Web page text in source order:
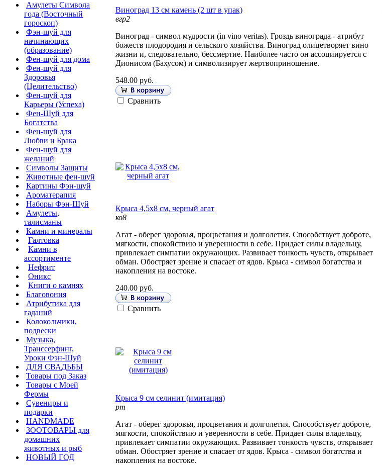
Амулеты Символа
года (Восточный
гороскоп)
Фэн-шуй для
начинающих
(образование)
Фен-шуй для дома
Фен-шуй для
Здоровья
(Целительство)
Фен-шуй для
Карьеры (Успеха)
Фен-Шуй для
Богатства
Фен-шуй для
Любви и Брака
Фен-шуй для
желаний
Символы Защиты
Животные фен-шуй
Картины Фэн-шуй
Ароматерапия
Наборы Фэн-Шуй
Амулеты,
талисманы
Камни и минералы
Галтовка
Камни в
ассортименте
Нефрит
Оникс
Книги о камнях
Благовония
Атрибутика для
гаданий
Колокольчики,
подвески
Музыка,
Транссерфинг,
Уроки Фэн-Шуй
ДЛЯ СВАДЬБЫ
Товары под Заказ
Товары с Моей
Фермы
Сувениры и
подарки
HANDMADE
ЗООТОВАРЫ для
домашних
животных и рыб
НОВЫЙ ГОД
Виноград 13 см камень (2 шт в упак)
вгр2
Виноград - символ мудрости (in vino veritas). Гроздь винограда - атрибут
божеств плодородия и сельского хозяйства. Виноград олицетворяет вино
жизни и, следовательно, бессмертие. Наиболее часто он ассоциируется с
Дионисом (Бахусом) и символизирует жертвоприношение.
548.00 руб.
Сравнить
Крыса 4,5х8 см, черный агат
ко8
Агат - оберег здоровья, процветания и долголетия. Способствует доброте,
мягкости, спокойствию и уверенности в себе. Придает силы владельцу,
привлекает симпатии окружающих. Развивает тонкость чувств, открывает
обман. Обостряет зрение и спасает от ядов. Крыса - символ богатства и
накопления на востоке.
240.00 руб.
Сравнить
Крыса 9 см селинит (имитация)
рт
Агат - оберег здоровья, процветания и долголетия. Способствует доброте,
мягкости, спокойствию и уверенности в себе. Придает силы владельцу,
привлекает симпатии окружающих. Развивает тонкость чувств, открывает
обман. Обостряет зрение и спасает от ядов. Крыса - символ богатства и
накопления на востоке.